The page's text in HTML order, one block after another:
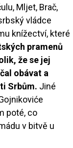
Mljet, Brač,
vládce
knížectví, které
pramenů
že se jej
obávat a
Srbům. Jiné
poté, co
v bitvě u